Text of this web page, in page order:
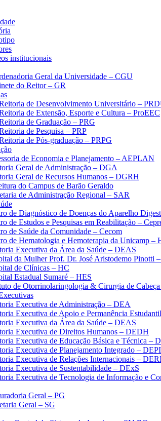
institucionais
Geral da Universidade – CGU
do Reitor – GR
de Desenvolvimento Universitário –
de Extensão, Esporte e Cultura – ProEEC
de Graduação – PRG
de Pesquisa – PRP
de Pós-graduação – PRPG
de Economia e Planejamento – AEPLAN
Geral de Administração – DGA
Geral de Recursos Humanos – DGRH
do Campus de Barão Geraldo
de Administração Regional – SAR
de Diagnóstico de Doenças do Aparelho
de Estudos e Pesquisas em Reabilitação –
de Saúde da Comunidade – Cecom
de Hematologia e Hemoterapia da Unicamp –
Executiva da Área da Saúde – DEAS
da Mulher Prof. Dr. José Aristodemo Pinotti
de Clínicas – HC
Estadual Sumaré – HES
de Otorrinolaringologia & Cirurgia de
Executiva de Administração – DEA
Executiva de Apoio e Permanência
Executiva da Área da Saúde – DEAS
Executiva de Direitos Humanos – DEDH
Executiva de Educação Básica e Técnica –
Executiva de Planejamento Integrado – DEPI
Executiva de Relações Internacionais –
Executiva de Sustentabilidade – DExS
Executiva de Tecnologia de Informação e
Geral – PG
Geral – SG